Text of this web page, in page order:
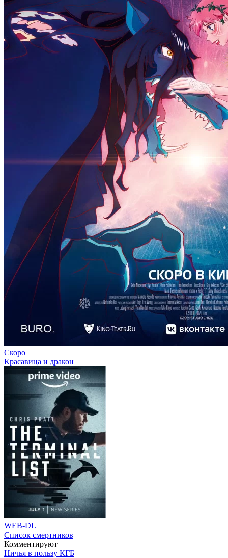
3 серия
23 . 07
аниме сериалПризрак в доспехах
1 сезон
3 серия
22 . 07
Опасность в моём сердце
Разгневанная леди поклялась
Царь горы
15 сезон
аниме сериал
Семья шпиона
3 сезон
13 серия
20 . 07
Скоро
Красавица и дракон
WEB-DL
Список смертников
Комментируют
Ничья в пользу КГБ